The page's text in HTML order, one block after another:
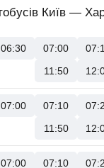
Київ —
06:30 07:00
11:50
07:00 07:10
11:50
07:00 07:10